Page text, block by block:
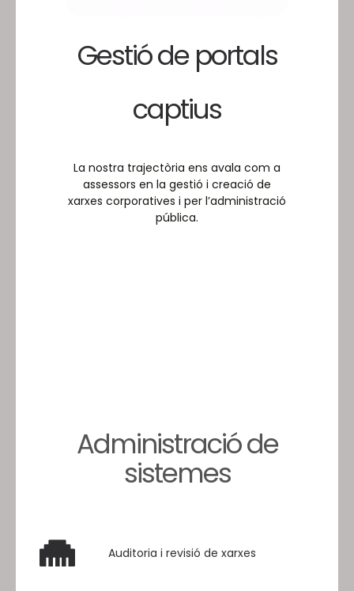
Gestió de portals
captius
La nostra trajectòria ens avala com a
assessors en la gestió i creació de
xarxes corporatives i per l’administració
pública.
Administració de
sistemes
Auditoria i revisió de xarxes